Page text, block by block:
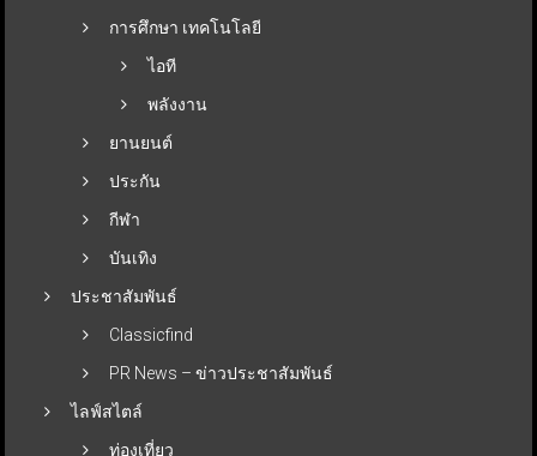
การศึกษา เทคโนโลยี
ไอที
พลังงาน
ยานยนต์
ประกัน
กีฬา
บันเทิง
ประชาสัมพันธ์
Classicfind
PR News – ข่าวประชาสัมพันธ์
ไลฟ์สไตล์
ท่องเที่ยว